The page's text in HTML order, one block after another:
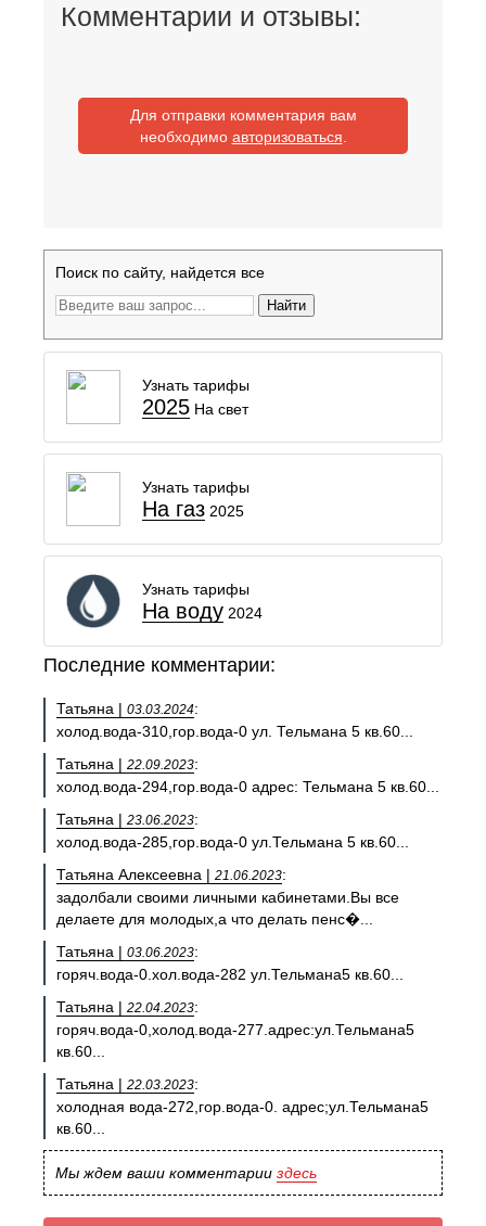
Комментарии и отзывы:
Для отправки комментария вам
необходимо авторизоваться
Поиск по сайту, найдется все
Найти
Узнать тарифы
2025 На свет
Узнать тарифы
На газ 2025
Узнать тарифы
На воду 2024
Последние комментарии:
Татьяна | 03.03.2024:
холод.вода-310,гор.вода-0 ул. Тельмана 5 кв.60...
Татьяна | 22.09.2023:
холод.вода-294,гор.вода-0 адрес: Тельмана 5 кв.60...
Татьяна | 23.06.2023:
холод.вода-285,гор.вода-0 ул.Тельмана 5 кв.60...
Татьяна Алексеевна | 21.06.2023:
задолбали своими личными кабинетами.Вы все
делаете для молодых,а что делать пенс�...
Татьяна | 03.06.2023:
горяч.вода-0.хол.вода-282 ул.Тельмана5 кв.60...
Татьяна | 22.04.2023:
горяч.вода-0,холод.вода-277.адрес:ул.Тельмана5
кв.60...
Татьяна | 22.03.2023:
холодная вода-272,гор.вода-0. адрес;ул.Тельмана5
кв.60...
Мы ждем ваши комментарии здесь